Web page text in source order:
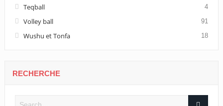
Teqball 4
Volley ball 91
Wushu et Tonfa 18
RECHERCHE